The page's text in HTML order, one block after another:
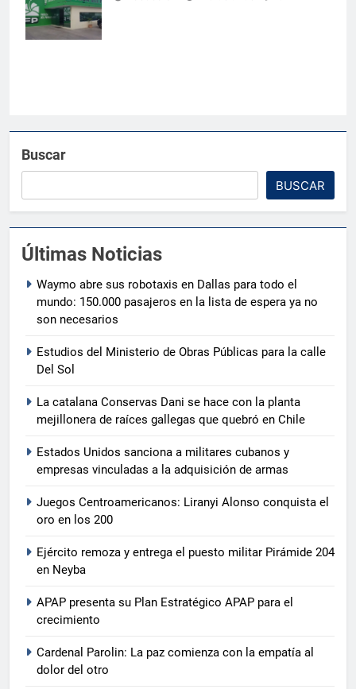
asesores
financieros
Buscar
BUSCAR
Últimas Noticias
Waymo abre sus robotaxis en Dallas para todo el
mundo: 150.000 pasajeros en la lista de espera ya no
son necesarios
Estudios del Ministerio de Obras Públicas para la calle
Del Sol
La catalana Conservas Dani se hace con la planta
mejillonera de raíces gallegas que quebró en Chile
Estados Unidos sanciona a militares cubanos y
empresas vinculadas a la adquisición de armas
Juegos Centroamericanos: Liranyi Alonso conquista el
oro en los 200
Ejército remoza y entrega el puesto militar Pirámide 204
en Neyba
APAP presenta su Plan Estratégico APAP para el
crecimiento
Cardenal Parolin: La paz comienza con la empatía al
dolor del otro